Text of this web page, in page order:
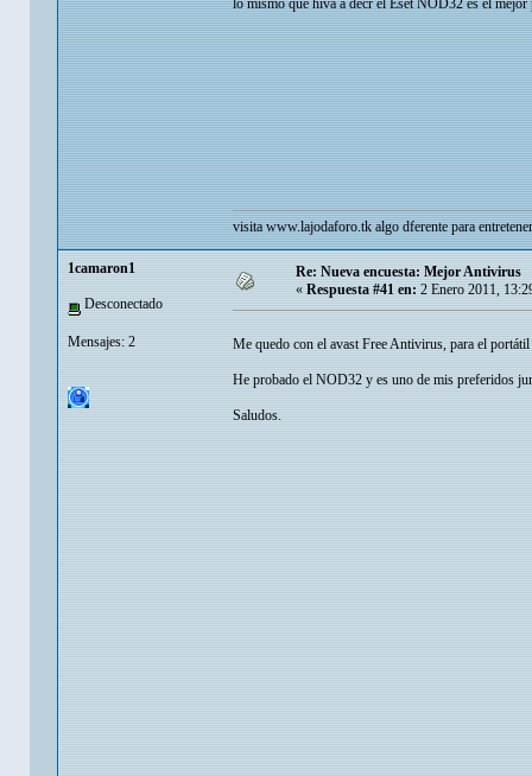
lo mismo que hiva a decr el Eset NOD32 es el mejor
visitawww.lajodaforo.tkalgo dferente para
1camaron1
Desconectado
Mensajes: 2
Re: Nueva encuesta: Mejor Antivirus
« Respuesta #41 en: 2 Enero 2011,
Me quedo con el avast Free Antivirus, para el
He probado el NOD32 y es uno de mis preferidos
Saludos.